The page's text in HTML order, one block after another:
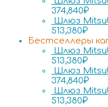
374,840₽
Шлюз
513,380₽
Бестселлеры
Шлюз
513,380₽
Шлюз
374,840₽
Шлюз
513,380₽